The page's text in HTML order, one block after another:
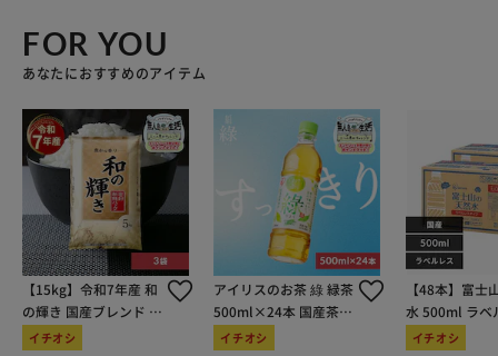
FOR YOU
あなたにおすすめのアイテム
【15kg】令和7年産 和
の輝き 国産ブレンド 5
kg×3袋
イチオシ
アイリスのお茶 綠 緑茶
500ml×24本 国産茶葉
100％使用
イチオシ
【48本】富士
水 500ml ラベ
イチオシ